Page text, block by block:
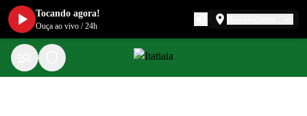
Tocando agora!
Ouça ao vivo /24h